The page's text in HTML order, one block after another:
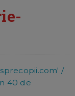
/
40 de